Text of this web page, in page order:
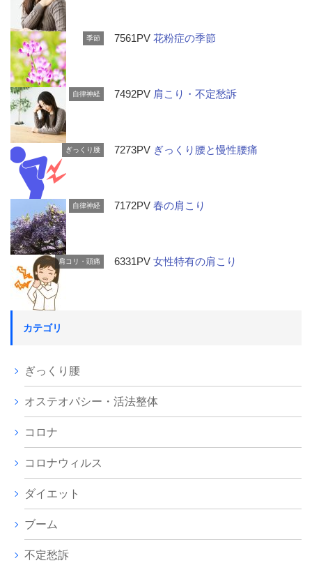
季節 7561PV花粉症の季節
自律神経 7492PV 肩こり・不定愁訴
ぎっくり腰 7273PV ぎっくり腰と慢性腰痛
自律神経 7172PV春の肩こり
肩コリ・頭痛 6331PV女性特有の肩こり
カテゴリ
ぎっくり腰
オステオパシー・活法整体
コロナ
コロナウィルス
ダイエット
ブーム
不定愁訴